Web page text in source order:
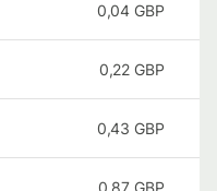
0,04 GBP
0,22 GBP
0,43 GBP